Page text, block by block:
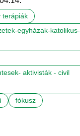
terápiák
egyházak-katolikus-
aktivisták - civil
fókusz